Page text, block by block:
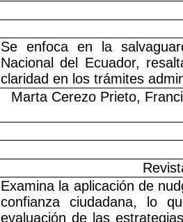
Se enfoca en la
Nacional del Ecuador,
claridad en los trámites
Marta Cerezo Prieto,
Examina la aplicación de
confianza ciudadana, lo
evaluación de las